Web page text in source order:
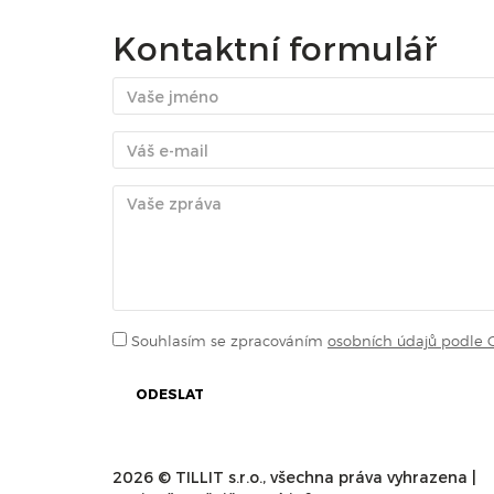
Kontaktní formulář
Souhlasím se zpracováním osobních údajů podle
ODESLAT
2026 © TILLIT s.r.o., všechna práva vyhrazena |